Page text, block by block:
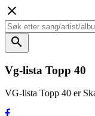
close
search
Vg-lista Topp 40
VG-lista Topp 40 er